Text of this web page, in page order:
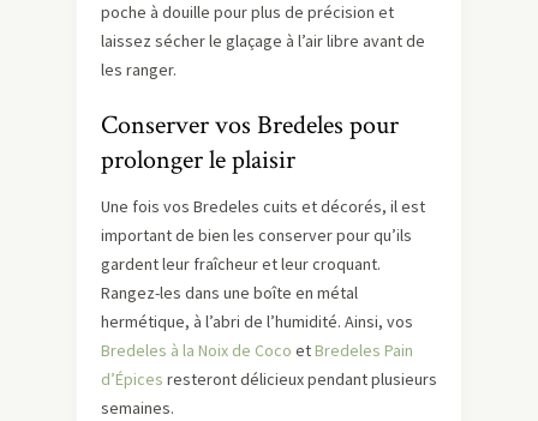
poche à douille pour plus de précision et
laissez sécher le glaçage à l’air libre avant de
les ranger.
Conserver vos Bredeles pour
prolonger le plaisir
Une fois vos Bredeles cuits et décorés, il est
important de bien les conserver pour qu’ils
gardent leur fraîcheur et leur croquant.
Rangez-les dans une boîte en métal
hermétique, à l’abri de l’humidité. Ainsi, vos
Bredeles à la Noix de Coco etBredeles Pain
d’Épices resteront délicieux pendant plusieurs
semaines.